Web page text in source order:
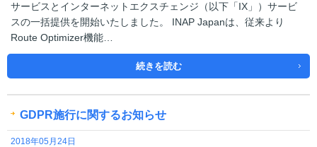
サービスとインターネットエクスチェンジ（以下「IX」）サービ
スの一括提供を開始いたしました。 INAP Japanは、従来より
Route Optimizer機能…
続きを読む
GDPR施行に関するお知らせ
2018年05月24日